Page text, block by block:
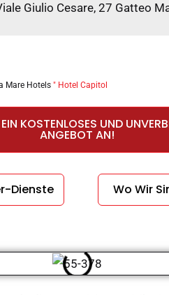
Giulio Cesare, 27 Gatteo
Mare Hotels " Hotel Capitol
KOSTENLOSES UND
ANGEBOT AN!
Dienste Wo Wir